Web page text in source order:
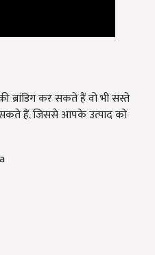
कर सकते हैं वो भी सस्ते
सकते हैं. जिससे आपके उत्पाद को